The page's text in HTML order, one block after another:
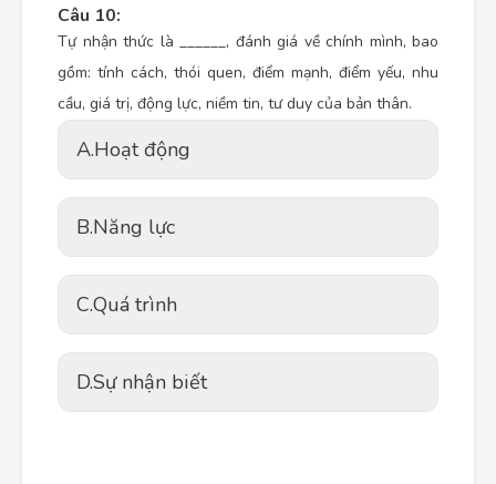
Câu 10:
Tự nhận thức là ______, đánh giá về chính mình, bao
gồm: tính cách, thói quen, điểm mạnh, điểm yếu, nhu
cầu, giá trị, động lực, niềm tin, tư duy của bản thân.
A.Hoạt động
B.Năng lực
C.Quá trình
D.Sự nhận biết